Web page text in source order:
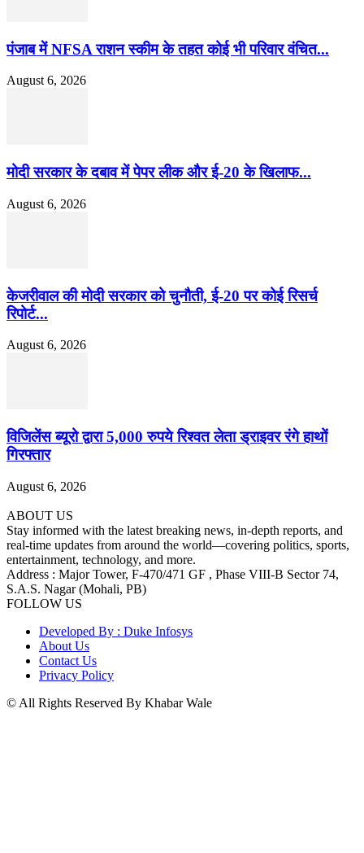
पंजाब में NFSA राशन स्कीम के तहत कोई भी परिवार वंचित...
August 6, 2026
मोदी सरकार के दबाव में पेपर लीक और ई-20 के खिलाफ...
August 6, 2026
केजरीवाल की मोदी सरकार को चुनौती, ई-20 पर कोई रिसर्च
रिपोर्ट...
August 6, 2026
विजिलेंस ब्यूरो द्वारा 5,000 रुपये रिश्वत लेता ड्राइवर रंगे हाथों
गिरफ्तार
August 6, 2026
ABOUT US
Stay informed with the latest breaking news, in-depth reports, and
real-time updates from around the world—covering politics, sports,
entertainment, technology, and more.
Address : Major Tower, F-470/471 GF , Phase VIII-B Sector 74,
S.A.S. Nagar (Mohali, PB)
FOLLOW US
Developed By : Duke Infosys
About Us
Contact Us
Privacy Policy
© All Rights Reserved By Khabar Wale